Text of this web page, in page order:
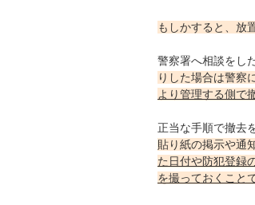
もしかすると、放
警察署へ相談をし
りした場合は警察
より管理する側で
正当な手順で撤去
貼り紙の掲示や通
た日付や防犯登録
を撮っておくこと